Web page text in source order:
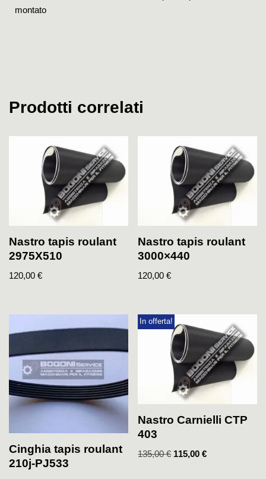
montato
Prodotti correlati
Nastro tapis roulant
2975X510
120,00 €
Nastro tapis roulant
3000×440
120,00€
Cinghia tapis roulant
210j-PJ533
In offerta!
Nastro Carnielli CTP
403
135,00€ 115,00€